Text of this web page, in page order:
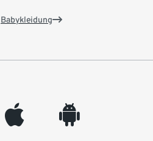
Babykleidung
appleinc android